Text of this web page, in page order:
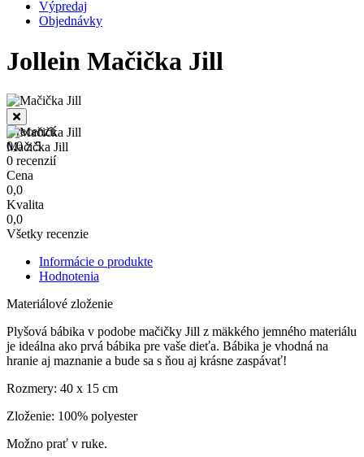
Secondary
navigation
Výpredaj
Objednávky
Jollein Mačička Jill
Mačička Jill
0 recenzií
0,0 z 5
0 recenzií
Cena
0,0
Kvalita
0,0
Všetky recenzie
Informácie o produkte
Hodnotenia
Materiálové zloženie
Plyšová bábika v podobe mačičky Jill z mäkkého jemného materiálu
je ideálna ako prvá bábika pre vaše dieťa. Bábika je vhodná na
hranie aj maznanie a bude sa s ňou aj krásne zaspávať!
Rozmery: 40 x 15 cm
Zloženie: 100% polyester
Možno prať v ruke.